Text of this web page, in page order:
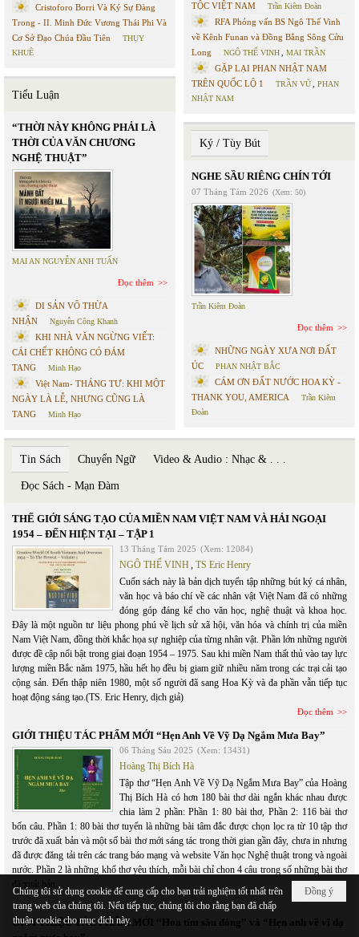
Cristoforo Borri Và Ký Sự Đàng
Trong - II. Minh Đức Vương Thái Phi Và
Cơ Sở Đạo Chúa Đầu Tiên
THỤY
KHUÊ
Tiểu Luận
“THỜI NÀY KHÔNG PHẢI LÀ
THỜI CỦA VĂN CHƯƠNG
NGHỆ THUẬT”
MAI AN NGUYỄN ANH TUẤN
Đọc thêm
DI SẢN VÔ THỪA
NHẬN
Nguyễn Công Khanh
KHI NHÀ VĂN NGỪNG VIẾT:
CÁI CHẾT KHÔNG CÓ ĐÁM
TANG
Minh Hạo
Việt Nam- THÁNG TƯ: KHI MỘT
NGÀY LÀ LỄ, NHƯNG CŨNG LÀ
TANG
Minh Hạo
TỘC VIỆT NAM
Trần Kiêm Đoàn
RFA Phỏng vấn BS Ngô Thế Vinh
về Kênh Funan và Đồng Bằng Sông Cửu
Long
NGÔ THẾ VINH MAI TRẦN
GẶP LẠI PHAN NHẬT NAM
TRÊN QUỐC LỘ 1
TRẦN VŨ
PHAN
NHẬT NAM
Ký / Tùy Bút
NGHE SẦU RIÊNG CHÍN TỚI
07 Tháng Tám 2026 (Xem: 50)
Trần Kiêm Đoàn
Đọc thêm
NHỮNG NGÀY XƯA NƠI ĐẤT
ÚC
PHAN NHẬT BẮC
CÁM ƠN ĐẤT NƯỚC HOA KỲ -
THANK YOU, AMERICA
Trần Kiêm
Đoàn
Tin Sách Chuyển Ngữ Video & Audio : Nhạc & . . .
Đọc Sách - Mạn Đàm
THẾ GIỚI SÁNG TẠO CỦA MIỀN NAM VIỆT NAM VÀ HẢI NGOẠI
1954 – ĐẾN HIỆN TẠI – TẬP 1
13 Tháng Tám 2025 (Xem: 12084)
NGÔ THẾ VINH, TS Eric Henry
Cuốn sách này là bản dịch tuyển tập những bút ký cá nhân,
văn học và báo chí về các nhân vật Việt Nam đã có những
đóng góp đáng kể cho văn học, nghệ thuật và khoa học.
Đây là một nguồn tư liệu phong phú về lịch sử xã hội, văn hóa và chính trị của miền
Nam Việt Nam, đồng thời khắc họa sự nghiệp của từng nhân vật. Phần lớn những người
được đề cập nổi bật trong giai đoạn 1954 – 1975. Sau khi miền Nam thất thủ vào tay lực
lượng miền Bắc năm 1975, hầu hết họ đều bị giam giữ nhiều năm trong các trại cải tạo
cộng sản. Đến thập niên 1980, một số người đã sang Hoa Kỳ và đa phần vẫn tiếp tục
hoạt động sáng tạo.(TS. Eric Henry, dịch giả)
Đọc thêm
GIỚI THIỆU TÁC PHẨM MỚI “Hẹn Anh Về Vỹ Dạ Ngắm Mưa Bay”
06 Tháng Sáu 2025 (Xem: 13431)
Hoàng Thị Bích Hà
Tập thơ “Hẹn Anh Về Vỹ Dạ Ngắm Mưa Bay” của Hoàng
Thị Bích Hà có hơn 180 bài thơ dài ngắn khác nhau được
chia làm 2 phần: Phần 1: 80 bài thơ, Phần 2: 116 bài thơ
bốn câu. Phần 1: 80 bài thơ tuyển là những bài tâm đắc được chọn lọc ra từ 10 tập thơ
trước đã xuất bản và một số bài thơ mới sáng tác trong thời gian gần đây, chưa in nhưng
đã được đăng tải trên các trang báo mạng và website Văn học Nghệ thuật trong và ngoài
nước. Phần 2 là những khổ thơ yêu thích, mỗi bài chỉ chon 4 câu trong số những bài thơ
đã xuất bản.
Đọc thêm
GIỚI THIỆU TÁC PHẨM MỚI “Hoa tím sầu đông” và “Hẹn anh về vĩ dạ
Đồng ý
Chúng tôi sử dụng cookie để cung cấp cho bạn trải nghiệm tốt nhất trên
trang web của chúng tôi. Nếu tiếp tục, chúng tôi cho rằng bạn đã chấp
thuận cookie cho mục đích này.